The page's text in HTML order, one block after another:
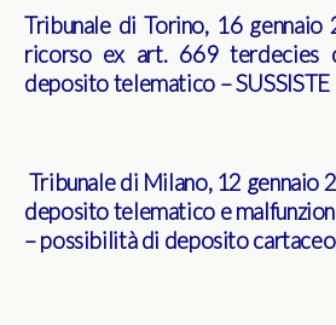
Tribunale di Torino, 16 gennaio
ricorso ex art. 669 terdecies
deposito telematico – SUSSISTE
Tribunale di Milano, 12 gennaio
deposito telematico e
– possibilità di deposito cartaceo